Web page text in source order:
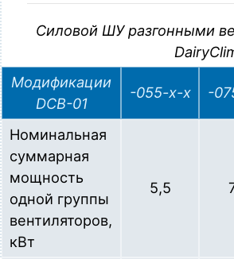
Силовой ШУ разгонными
Модификации
DCB-01
-055-x-x -
Номинальная
суммарная
мощность
одной группы
вентиляторов,
кВт
5,5